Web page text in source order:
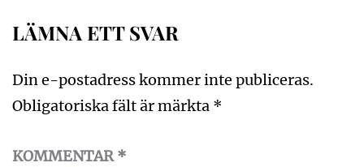
LÄMNA ETT SVAR
Din e-postadress kommer inte publiceras.
Obligatoriska fält är märkta *
KOMMENTAR*